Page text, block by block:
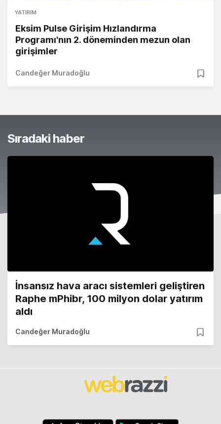
YATIRIM
Eksim Pulse Girişim Hızlandırma
Programı'nın 2. döneminden mezun olan
girişimler
Candeğer Muradoğlu
Sıradaki haber
İnsansız hava aracı sistemleri geliştiren
Raphe mPhibr, 100 milyon dolar yatırım
aldı
Candeğer Muradoğlu